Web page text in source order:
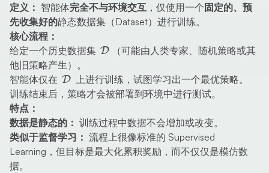
定义： 智能体完全不与环境交互 ，仅使用一个 固定的、预
先收集好的静态数据集（Dataset）进行训练。
核心流程：
给定一个历史数据集 \mathcal{D}
D
（可能由人类专家、随机策略或其
他旧策略产生）。
智能体仅在 \mathcal{D}
D 上进行训练，试图学习出一个最优策略。
训练结束后，策略才会被部署到环境中进行测试。
特点：
数据是静态的： 训练过程中数据不会增加或改变。
类似于监督学习： 流程上很像标准的 Supervised
Learning，但目标是最大化累积奖励，而不仅仅是模仿数
据。